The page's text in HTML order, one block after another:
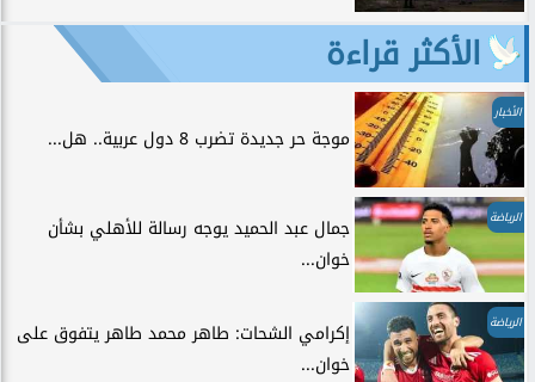
الأكثر قراءة
الأخبار
موجة حر جديدة تضرب 8 دول عربية.. هل...
الرياضة
جمال عبد الحميد يوجه رسالة للأهلي بشأن
خوان...
الرياضة
إكرامي الشحات: طاهر محمد طاهر يتفوق على
خوان...